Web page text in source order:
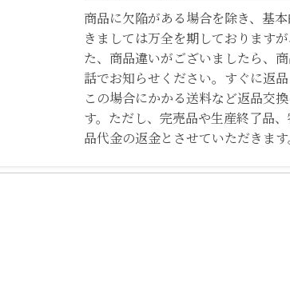
商品に欠陥がある場合を除き、基
きましては万全を期しております
た、商品違いがございましたら、
話でお知らせください。すぐに返
この場合にかかる送料など返品交
す。ただし、完売品や生産終了品
品代金の返金とさせていただきます